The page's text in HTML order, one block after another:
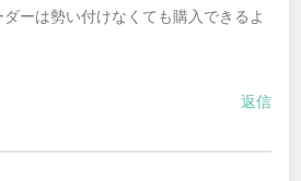
ーは勢い付けなくても購入できるよ
返信